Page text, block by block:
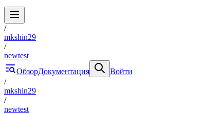
/
mkshin29
/
newtest
ОбзорДокументация
Войти
/
mkshin29
/
newtest